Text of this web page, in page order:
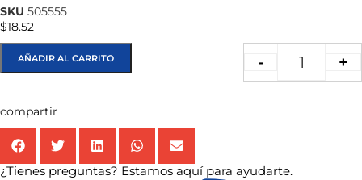
SKU 505555
$18.52
- +
AÑADIR AL CARRITO
compartir
¿Tienes preguntas? Estamos aquí para ayudarte.